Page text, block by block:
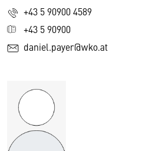
+43 5 90900 4589
+43 5 90900
daniel.payer@wko.at